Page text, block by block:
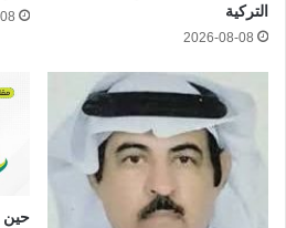
التركية
2026-08-08
حين